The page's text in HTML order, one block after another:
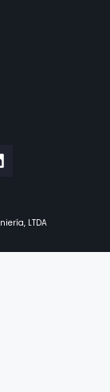
LTDA